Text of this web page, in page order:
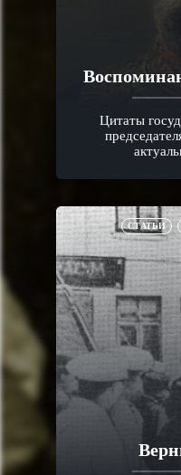
Цитаты
СТАТЬИ